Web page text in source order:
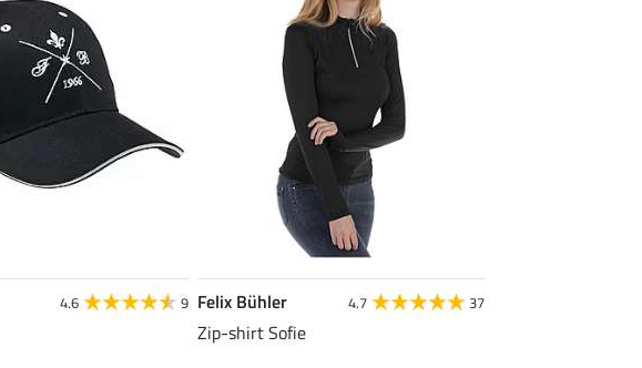
4.6 9 Felix Bühler 4.7 37
Zip-shirt Sofie